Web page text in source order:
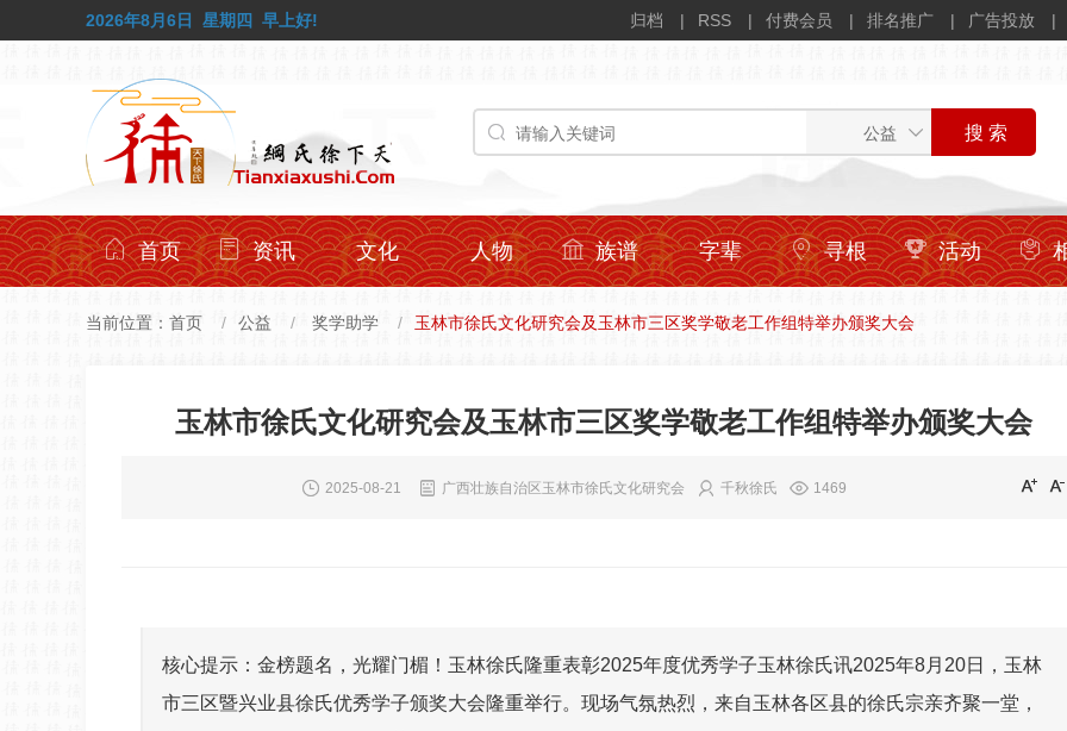
2026年8月6日 星期四 早上好! 归档 RSS 付费会员 排名推广 广告投放
首页 资讯 文化 人物 族谱 字辈 寻根 活动
当前位置： 首页 公益 奖学助学 玉林市徐氏文化研究会及玉林市三区奖学敬老工作组特举办颁奖大会
玉林市徐氏文化研究会及玉林市三区奖学敬老工作组特举办颁奖大会
2025-08-21 广西壮族自治区玉林市徐氏文化研究会 千秋徐氏 1469
核心提示：金榜题名，光耀门楣！玉林徐氏隆重表彰2025年度优秀学子玉林徐氏讯2025年8月20日，玉林
市三区暨兴业县徐氏优秀学子颁奖大会隆重举行。现场气氛热烈，来自玉林各区县的徐氏宗亲齐聚一堂，